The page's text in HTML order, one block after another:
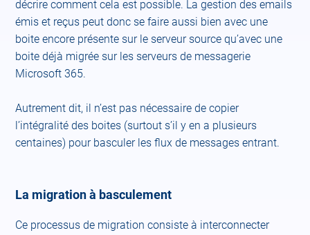
décrire comment cela est possible. La gestion des emails
émis et reçus peut donc se faire aussi bien avec une
boite encore présente sur le serveur source qu’avec une
boite déjà migrée sur les serveurs de messagerie
Microsoft 365.
Autrement dit, il n’est pas nécessaire de copier
l’intégralité des boites (surtout s’il y en a plusieurs
centaines) pour basculer les flux de messages entrant.
La migration à basculement
Ce processus de migration consiste à interconnecter